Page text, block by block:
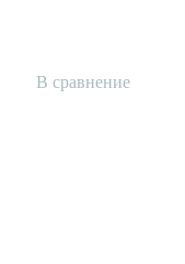
В сравнение